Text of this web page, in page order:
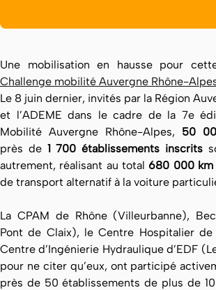
Une mobilisation en hausse pour
Challenge mobilité Auvergne Rhône-
Le 8 juin dernier, invités par la Région
et l’ADEME dans le cadre de la 7e
Mobilité Auvergne Rhône-Alpes, 50
près de 1 700 établissements inscrits
autrement, réalisant au total 680 000 km
de transport alternatif à la voiture
La CPAM de Rhône (Villeurbanne),
Pont de Claix), le Centre Hospitalier
Centre d’Ingénierie Hydraulique d’EDF
pour ne citer qu’eux, ont participé
près de 50 établissements de plus de